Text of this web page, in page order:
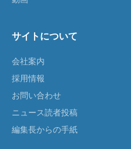
サイトについて
会社案内
採用情報
お問い合わせ
ニュース読者投稿
編集長からの手紙